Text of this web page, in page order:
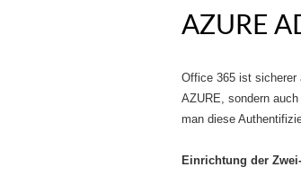
AZURE
Office 365 ist sicherer
AZURE, sondern
man diese
Einrichtung der